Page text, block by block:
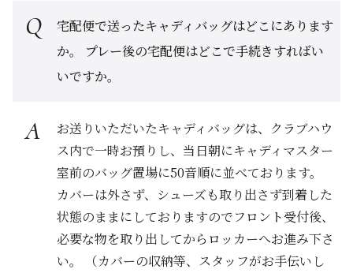
宅配便で送ったキャディバッグはどこにあります
か。 プレー後の宅配便はどこで手続きすればい
いですか。
お送りいただいたキャディバッグは、クラブハウ
ス内で一時お預りし、当日朝にキャディマスター
室前のバッグ置場に50音順に並べております。
カバーは外さず、シューズも取り出さず到着した
状態のままにしておりますのでフロント受付後、
必要な物を取り出してからロッカーへお進み下さ
い。 （カバーの収納等、スタッフがお手伝いし